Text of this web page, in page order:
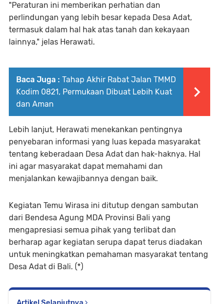
"Peraturan ini memberikan perhatian dan
perlindungan yang lebih besar kepada Desa Adat,
termasuk dalam hal hak atas tanah dan kekayaan
lainnya," jelas Herawati.
Baca Juga : Tahap Akhir Rabat Jalan TMMD
Kodim 0821, Permukaan Dibuat Lebih Kuat
dan Aman
Lebih lanjut, Herawati menekankan pentingnya
penyebaran informasi yang luas kepada masyarakat
tentang keberadaan Desa Adat dan hak-haknya. Hal
ini agar masyarakat dapat memahami dan
menjalankan kewajibannya dengan baik.
Kegiatan Temu Wirasa ini ditutup dengan sambutan
dari Bendesa Agung MDA Provinsi Bali yang
mengapresiasi semua pihak yang terlibat dan
berharap agar kegiatan serupa dapat terus diadakan
untuk meningkatkan pemahaman masyarakat tentang
Desa Adat di Bali. (*)